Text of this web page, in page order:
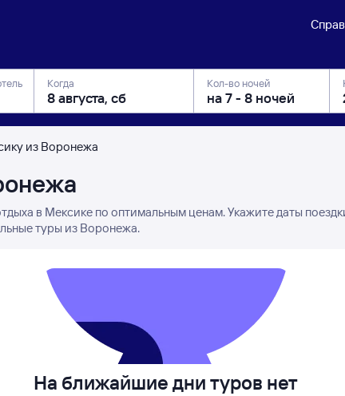
Когда Кол-во ночей
из Воронежа
в Мексике по оптимальным ценам. Укажите даты
туры из Воронежа.
На ближайшие дни туров нет